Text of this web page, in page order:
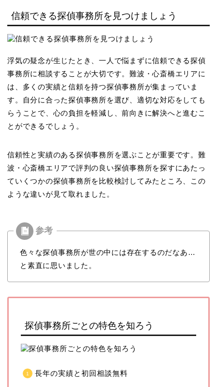
信頼できる探偵事務所を見つけましょう
浮気の疑念が生じたとき、一人で悩まずに信頼できる探偵
事務所に相談することが大切です。難波・心斎橋エリアに
は、多くの実績と信頼を持つ探偵事務所が集まっていま
す。自分に合った探偵事務所を選び、適切な対応をしても
らうことで、心の負担を軽減し、前向きに解決へと進むこ
とができるでしょう。
信頼性と実績のある探偵事務所を選ぶことが重要です。難
波・心斎橋エリアで評判の良い探偵事務所を探すにあたっ
ていくつかの探偵事務所を比較検討してみたところ、この
ような違いが見て取れました。
色々な探偵事務所が世の中には存在するのだなあ…
と素直に思いました。
探偵事務所ごとの特色を知ろう
長年の実績と初回相談無料